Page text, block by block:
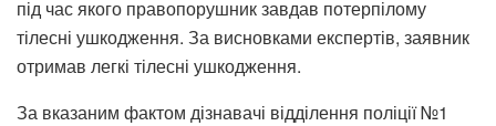
під час якого правопорушник завдав потерпілому
тілесні ушкодження. За висновками експертів, заявник
отримав легкі тілесні ушкодження.
За вказаним фактом дізнавачі відділення поліції №1